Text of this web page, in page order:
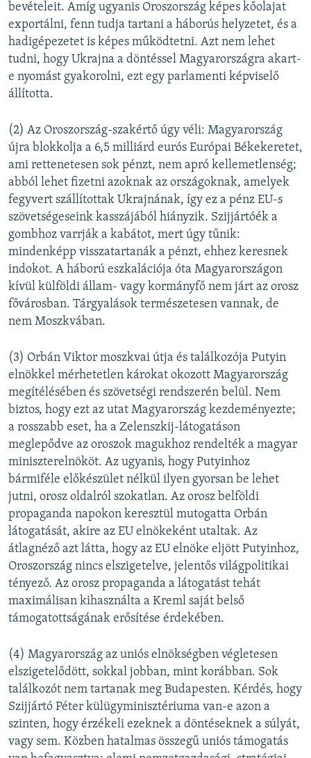
bevételeit. Amíg ugyanis Oroszország képes kőolajat
exportálni, fenn tudja tartani a háborús helyzetet, és a
hadigépezetet is képes működtetni. Azt nem lehet
tudni, hogy Ukrajna a döntéssel Magyarországra akart-
e nyomást gyakorolni, ezt egy parlamenti képviselő
állította.
(2) Az Oroszország-szakértő úgy véli: Magyarország
újra blokkolja a 6,5 milliárd eurós Európai Békekeretet,
ami rettenetesen sok pénzt, nem apró kellemetlenség;
abból lehet fizetni azoknak az országoknak, amelyek
fegyvert szállítottak Ukrajnának, így ez a pénz EU-s
szövetségeseink kasszájából hiányzik. Szijjártóék a
gombhoz varrják a kabátot, mert úgy tűnik:
mindenképp visszatartanák a pénzt, ehhez keresnek
indokot. A háború eszkalációja óta Magyarországon
kívül külföldi állam- vagy kormányfő nem járt az orosz
fővárosban. Tárgyalások természetesen vannak, de
nem Moszkvában.
(3) Orbán Viktor moszkvai útja és találkozója Putyin
elnökkel mérhetetlen károkat okozott Magyarország
megítélésében és szövetségi rendszerén belül. Nem
biztos, hogy ezt az utat Magyarország kezdeményezte;
a rosszabb eset, ha a Zelenszkij-látogatáson
meglepődve az oroszok magukhoz rendelték a magyar
miniszterelnököt. Az ugyanis, hogy Putyinhoz
bármiféle előkészület nélkül ilyen gyorsan be lehet
jutni, orosz oldalról szokatlan. Az orosz belföldi
propaganda napokon keresztül mutogatta Orbán
látogatását, akire az EU elnökeként utaltak. Az
átlagnéző azt látta, hogy az EU elnöke eljött Putyinhoz,
Oroszország nincs elszigetelve, jelentős világpolitikai
tényező. Az orosz propaganda a látogatást tehát
maximálisan kihasználta a Kreml saját belső
támogatottságának erősítése érdekében.
(4) Magyarország az uniós elnökségben végletesen
elszigetelődött, sokkal jobban, mint korábban. Sok
találkozót nem tartanak meg Budapesten. Kérdés, hogy
Szijjártó Péter külügyminisztériuma van-e azon a
szinten, hogy érzékeli ezeknek a döntéseknek a súlyát,
vagy sem. Közben hatalmas összegű uniós támogatás